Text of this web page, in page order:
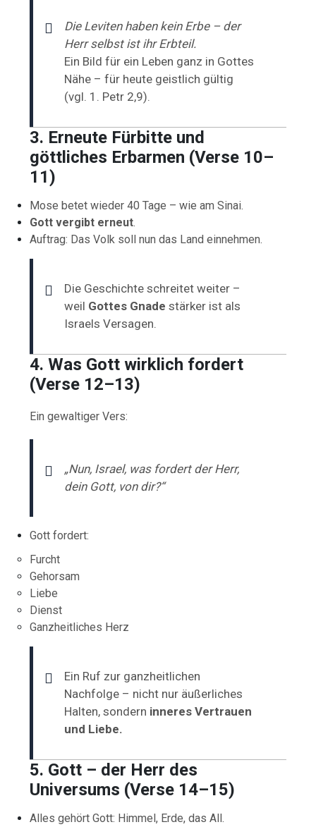
Die Leviten haben kein Erbe – der
Herr selbst ist ihr Erbteil.
Ein Bild für ein Leben ganz in Gottes
Nähe – für heute geistlich gültig
(vgl. 1. Petr 2,9).
3. Erneute Fürbitte und
göttliches Erbarmen (Verse 10–
11)
Mose betet wieder 40 Tage – wie am Sinai.
Gott vergibt erneut.
Auftrag: Das Volk soll nun das Land einnehmen.
Die Geschichte schreitet weiter –
weil Gottes Gnade stärker ist als
Israels Versagen.
4. Was Gott wirklich fordert
(Verse 12–13)
Ein gewaltiger Vers:
„Nun, Israel, was fordert der Herr,
dein Gott, von dir?“
Gott fordert:
Furcht
Gehorsam
Liebe
Dienst
Ganzheitliches Herz
Ein Ruf zur ganzheitlichen
Nachfolge – nicht nur äußerliches
Halten, sondern inneres Vertrauen
und Liebe.
5. Gott – der Herr des
Universums (Verse 14–15)
Alles gehört Gott: Himmel, Erde, das All.